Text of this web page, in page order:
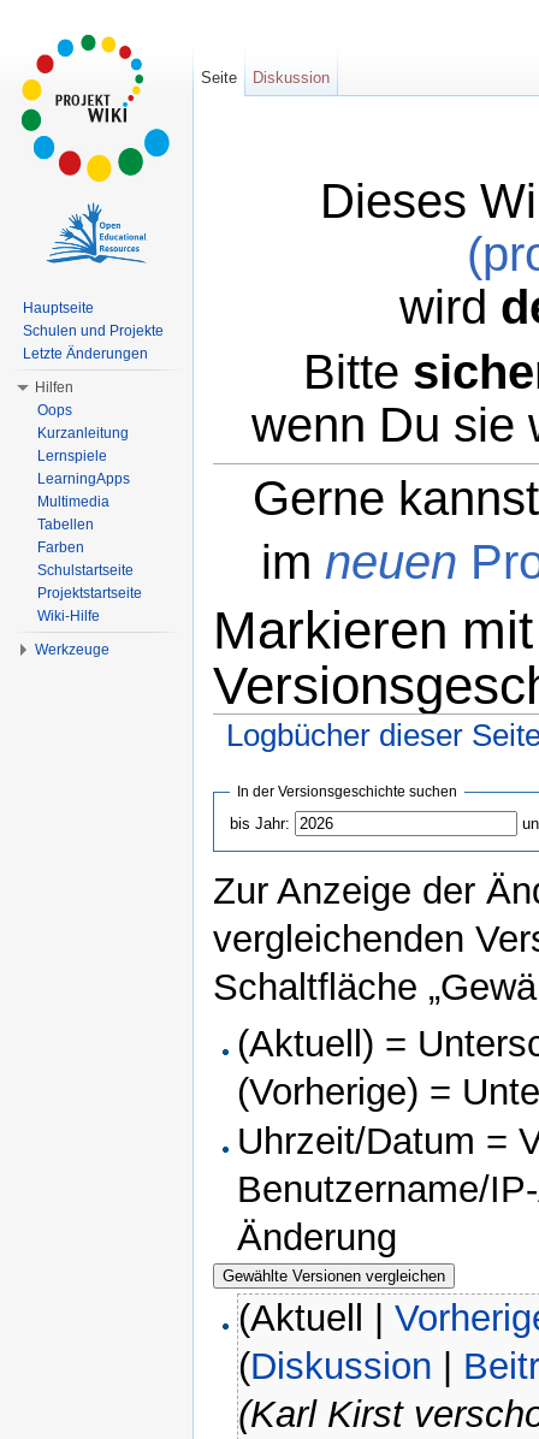
Dieses
wird
Bitte
wenn Du sie
Gerne
im neuen
Markieren
Logbücher dieser
In der Versionsgeschichte suchen
bis Jahr:
Zur Anzeige der
vergleichenden
Schaltfläche
(Aktuell) =
(Vorherige) =
Uhrzeit/Datum =
Benutzername/
Änderung
(Aktuell |
(Diskussion
(Karl Kirst
Seite Diskussion
Hauptseite
Schulen und Projekte
Letzte Änderungen
Hilfen
Oops
Kurzanleitung
Lernspiele
LearningApps
Multimedia
Tabellen
Farben
Schulstartseite
Projektstartseite
Wiki-Hilfe
Werkzeuge